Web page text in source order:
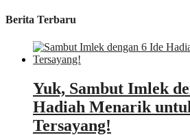
Berita Terbaru
Yuk, Sambut Imlek
Hadiah Menarik
Tersayang!